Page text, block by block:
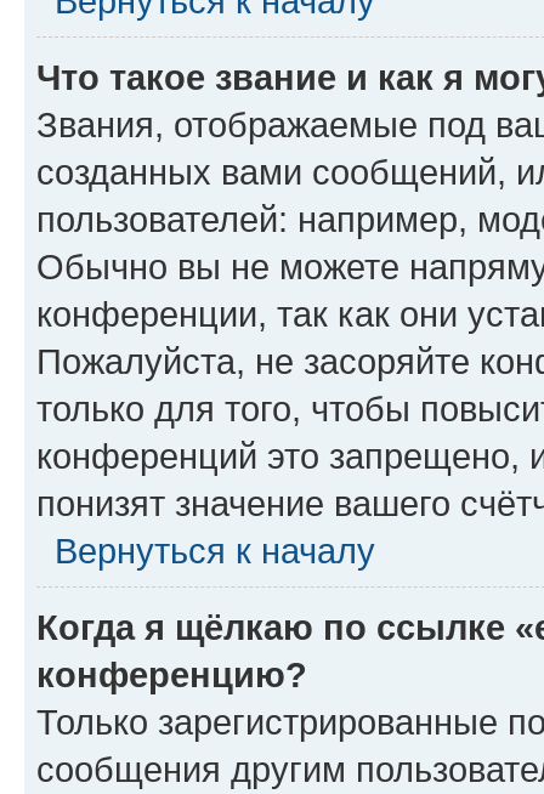
Что такое звание и как я
Звания, отображаемые под
созданных вами сообщений,
пользователей: например,
Обычно вы не можете
конференции, так как они
Пожалуйста, не засоряйте
только для того, чтобы
конференций это запрещено,
понизят значение вашего
Вернуться к началу
Когда я щёлкаю по ссылке
конференцию?
Только зарегистрированные
сообщения другим